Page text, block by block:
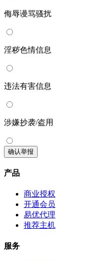
侮辱谩骂骚扰
淫秽色情信息
违法有害信息
涉嫌抄袭/盗用
确认举报
产品
商业授权
开通会员
易优代理
推荐主机
服务